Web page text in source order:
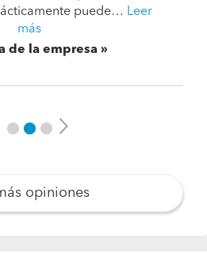
puede… Leer
más
de la empresa
Previous Next
opiniones